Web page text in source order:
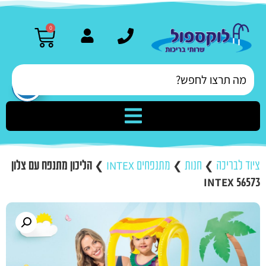
0
ציוד לבריכה ❯ חנות ❯ מתנפחים INTEX ❯ הליכון מתנפח עם צלון
INTEX 56573